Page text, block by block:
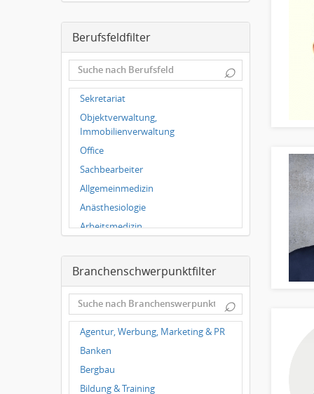
Leipzig
Dortmund
Wuppertal
Hallbergmoos
Würzburg
Grünwald
Ulm
Bielefeld
Hannover
Duisburg
Berufsfeldfilter
⌕
Sekretariat
Objektverwaltung,
Immobilienverwaltung
Office
Sachbearbeiter
Allgemeinmedizin
Anästhesiologie
Arbeitsmedizin
Chirurgie
Frauenheilkunde, Geburtshilfe
Hals-Nasen-Ohrenheilkunde
Hautkrankheiten,
Geschlechtskrankheiten
Hygienemedizin, Umweltmedizin
Innere Medizin
Branchenschwerpunktfilter
⌕
Agentur, Werbung, Marketing & PR
Banken
Bergbau
Bildung & Training